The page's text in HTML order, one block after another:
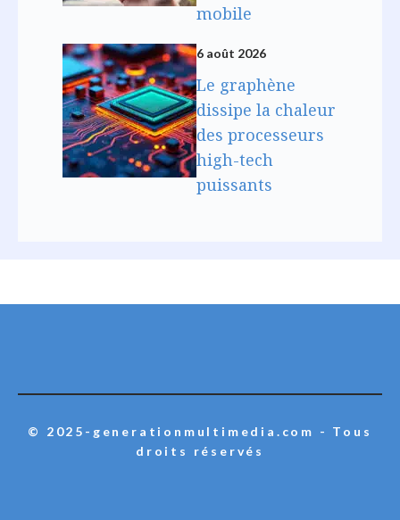
mobile
6 août 2026
Le graphène
dissipe la chaleur
des processeurs
high-tech
puissants
© 2025-generationmultimedia.com - Tous
droits réservés